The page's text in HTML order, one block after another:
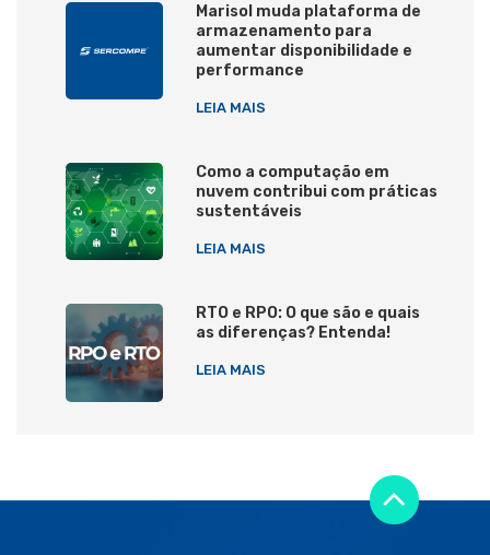
Marisol muda plataforma de
armazenamento para
aumentar disponibilidade e
performance
LEIA MAIS
Como a computação em
nuvem contribui com práticas
sustentáveis
LEIA MAIS
RTO e RPO: O que são e quais
as diferenças? Entenda!
LEIA MAIS